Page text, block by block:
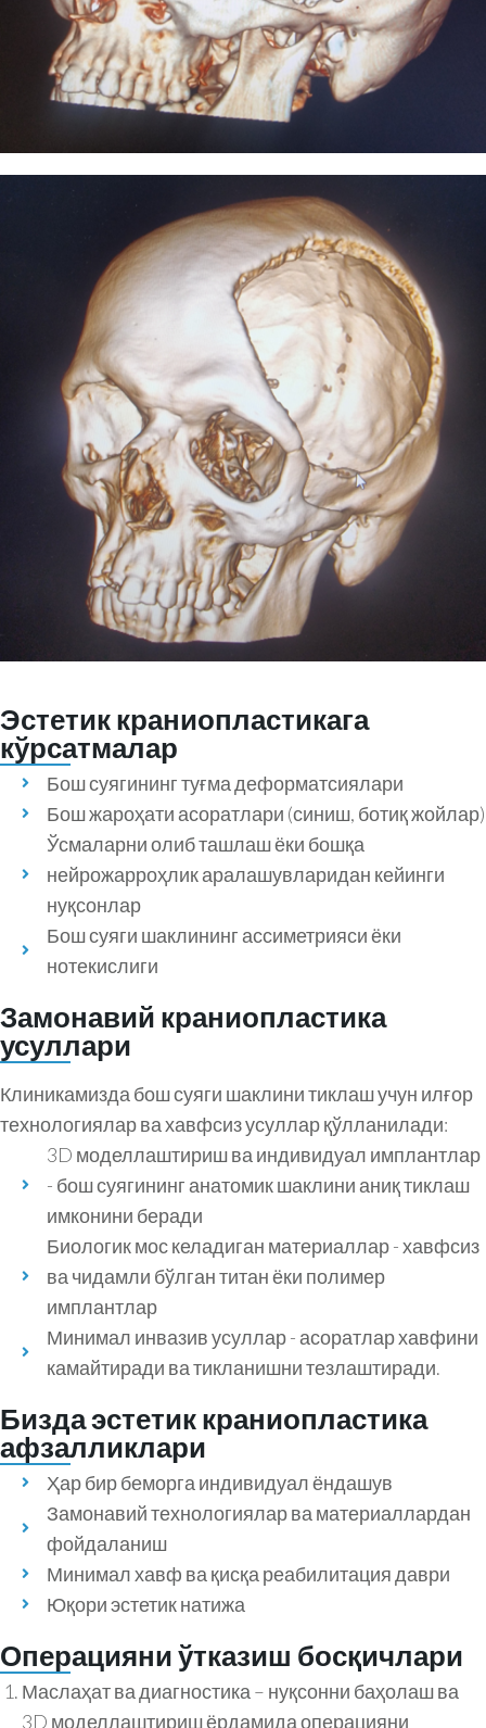
Эстетик краниопластикага
кўрсатмалар
Бош суягининг туғма деформатсиялари
Бош жароҳати асоратлари (синиш, ботиқ жойлар)
Ўсмаларни олиб ташлаш ёки бошқа
нейрожарроҳлик аралашувларидан кейинги
нуқсонлар
Бош суяги шаклининг ассиметрияси ёки
нотекислиги
Замонавий краниопластика
усуллари
Клиникамизда бош суяги шаклини тиклаш учун илғор
технологиялар ва хавфсиз усуллар қўлланилади:
3D моделлаштириш ва индивидуал имплантлар
- бош суягининг анатомик шаклини аниқ тиклаш
имконини беради
Биологик мос келадиган материаллар - хавфсиз
ва чидамли бўлган титан ёки полимер
имплантлар
Минимал инвазив усуллар - асоратлар хавфини
камайтиради ва тикланишни тезлаштиради.
Бизда эстетик краниопластика
афзалликлари
Ҳар бир беморга индивидуал ёндашув
Замонавий технологиялар ва материаллардан
фойдаланиш
Минимал хавф ва қисқа реабилитация даври
Юқори эстетик натижа
Операцияни ўтказиш босқичлари
Маслаҳат ва диагностика – нуқсонни баҳолаш ва
3D моделлаштириш ёрдамида операцияни